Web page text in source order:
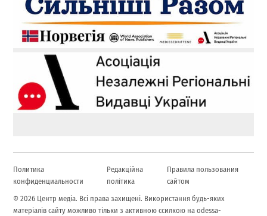
Политика
конфиденциальности
Редакційна
політика
Правила пользования
сайтом
© 2026 Центр медіа. Всі права захищені. Використання будь-яких
матеріалів сайту можливо тільки з активною ссилкою на odessa-